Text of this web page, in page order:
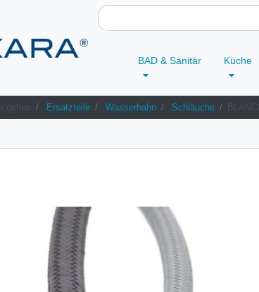
BAD & Sanitär Küche
Ersatzteile Wasserhahn Schläuche